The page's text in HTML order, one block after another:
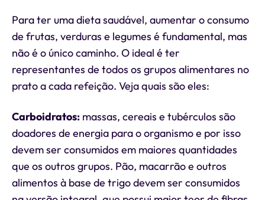
Para ter uma dieta saudável, aumentar o consumo
de frutas, verduras e legumes é fundamental, mas
não é o único caminho. O ideal é ter
representantes de todos os grupos alimentares no
prato a cada refeição. Veja quais são eles:
Carboidratos: massas, cereais e tubérculos são
doadores de energia para o organismo e por isso
devem ser consumidos em maiores quantidades
que os outros grupos. Pão, macarrão e outros
alimentos à base de trigo devem ser consumidos